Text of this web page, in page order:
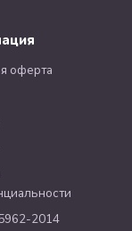
оферта
2014